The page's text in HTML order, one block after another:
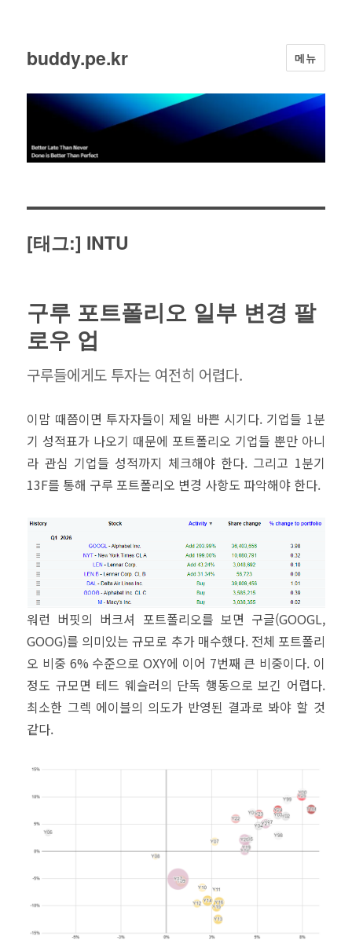
buddy.pe.kr 메뉴
[태그:] INTU
구루 포트폴리오 일부 변경 팔
로우 업
구루들에게도 투자는 여전히 어렵다.
이맘 때쯤이면 투자자들이 제일 바쁜 시기다. 기업들 1분
기 성적표가 나오기 때문에 포트폴리오 기업들 뿐만 아니
라 관심 기업들 성적까지 체크해야 한다. 그리고 1분기
13F를 통해 구루 포트폴리오 변경 사항도 파악해야 한다.
워런 버핏의 버크셔 포트폴리오를 보면 구글(GOOGL,
GOOG)를 의미있는 규모로 추가 매수했다. 전체 포트폴리
오 비중 6% 수준으로 OXY에 이어 7번째 큰 비중이다. 이
정도 규모면 테드 웨슬러의 단독 행동으로 보긴 어렵다.
최소한 그렉 에이블의 의도가 반영된 결과로 봐야 할 것
같다.